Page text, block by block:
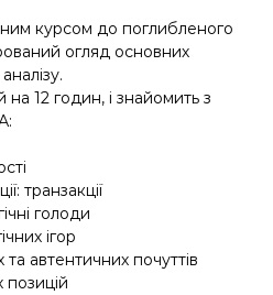
курсом до поглибленого
огляд основних
12 годин, і знайомить з
транзакції
голоди
ігор
та автентичних почуттів
позицій